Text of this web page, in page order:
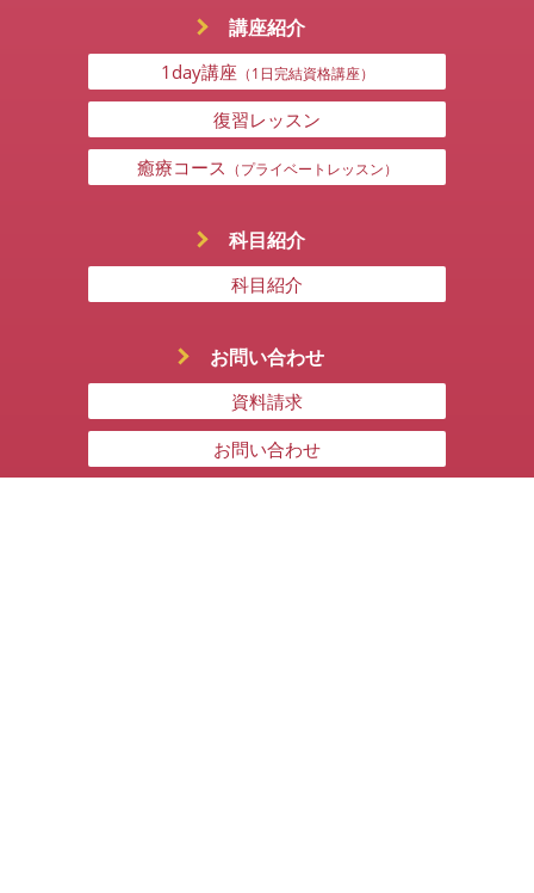
講座紹介
1day講座 （1日完結資格講座）
復習レッスン
癒療コース （プライベートレッスン）
科目紹介
科目紹介
お問い合わせ
資料請求
お問い合わせ